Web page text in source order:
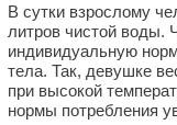
В сутки взрослому
литров чистой воды.
индивидуальную
тела. Так, девушке
при высокой
нормы потребления